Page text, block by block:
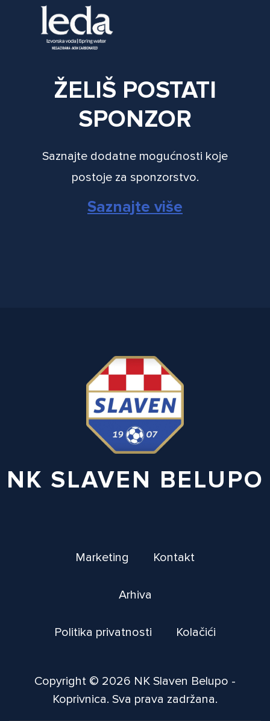
ŽELIŠ POSTATI
SPONZOR
Saznajte dodatne mogućnosti koje
postoje za sponzorstvo.
Saznajte više
NK SLAVEN BELUPO
Marketing Kontakt
Arhiva
Politika privatnosti Kolačići
Copyright © 2026 NK Slaven Belupo -
Koprivnica. Sva prava zadržana.